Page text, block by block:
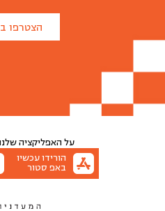
הצטרפו
על האפליקציה
הורידו עכשיו
באפ סטור